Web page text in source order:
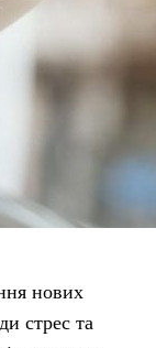
нових
стрес та